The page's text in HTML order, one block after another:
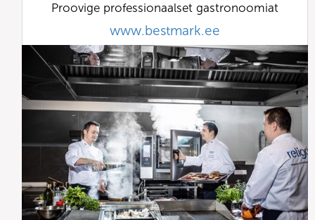
Proovige professionaalset gastronoomiat
www.bestmark.ee